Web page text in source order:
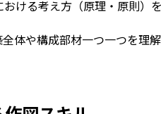
ける考え方（原理・原則）
体や構成部材一つ一つを理